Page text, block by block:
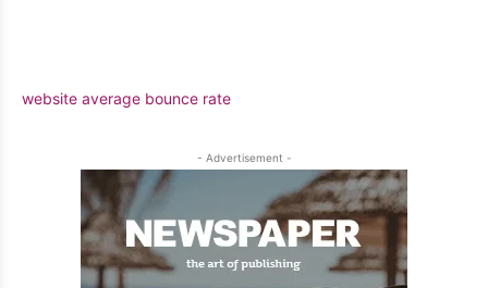
website average bounce rate
- Advertisement -